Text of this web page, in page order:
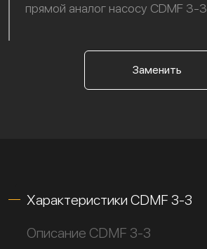
прямой аналог насосу CDMF 3-3
Заменить
Характеристики CDMF 3-3
Описание CDMF 3-3